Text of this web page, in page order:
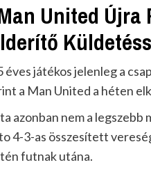
United Újra
éves játékos jelenleg a
a Man United a héten
azonban nem a
4-3-as összesített
futnak utána.